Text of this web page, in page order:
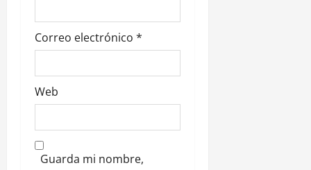
s
Correo electrónico *
Web
Guarda mi nombre,